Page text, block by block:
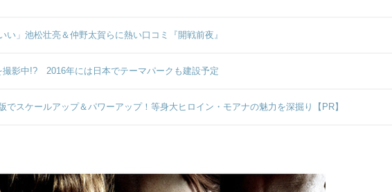
」池松壮亮＆仲野太賀らに熱い口コミ『開戦前夜』
撮影中!? 2016年には日本でテーマパークも建設予定
でスケールアップ＆パワーアップ！等身大ヒロイン・モアナの魅力を深掘り【PR】